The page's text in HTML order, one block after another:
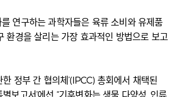
연구하는 과학자들은 육류 소비와 유제품
환경을 살리는 가장 효과적인 방법으로 보고
한 정부 간 협의체’(IPCC) 총회에서 채택된